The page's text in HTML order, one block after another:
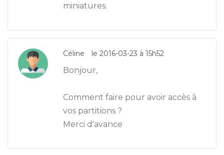
miniatures.
Céline le 2016-03-23 à 15h52
Bonjour,
Comment faire pour avoir accès à
vos partitions ?
Merci d'avance